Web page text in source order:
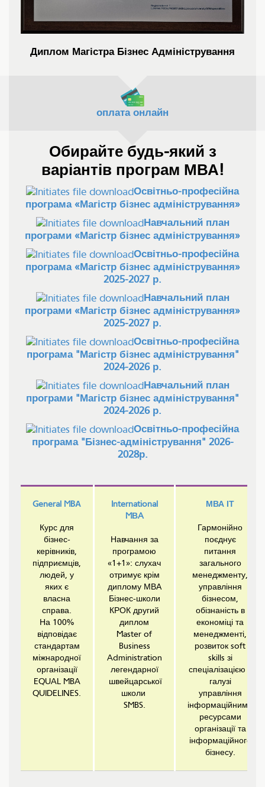
Диплом Магістра Бізнес Адміністрування
оплата онлайн
Обирайте будь-який з
варіантів програм МВА!
Освітньо-професійна
програма «Магістр бізнес адміністрування»
Навчальний план
програми «Магістр бізнес адміністрування»
Освітньо-професійна
програма «Магістр бізнес адміністрування»
2025-2027 р.
Навчальний план
програми «Магістр бізнес адміністрування»
2025-2027 р.
Освітньо-професійна
програма "Магістр бізнес адміністрування"
2024-2026 р.
Навчальний план
програми "Магістр бізнес адміністрування"
2024-2026 р.
Освітньо-професійна
програма "Бізнес-адміністрування" 2026-
2028р.
General MBА
Курс для
бізнес-
керівників,
підприємців,
людей, у
яких є
власна
справа.
На 100%
відповідає
стандартам
міжнародної
організації
EQUAL MBA
QUIDELINES.
International
MВA
Навчання за
програмою
«1+1»: слухач
отримує крім
диплому МВА
Бізнес-школи
КРОК другий
диплом
Master of
Business
Administration
легендарної
швейцарської
школи
SMBS.
МВА ІТ
Гармонійно
поєднує
питання
загального
менеджменту,
управління
бізнесом,
обізнаність в
економіці та
менеджменті,
розвиток soft
skills зі
спеціалізацією в
галузі
управління
інформаційними
ресурсами
організації та
інформаційного
бізнесу.